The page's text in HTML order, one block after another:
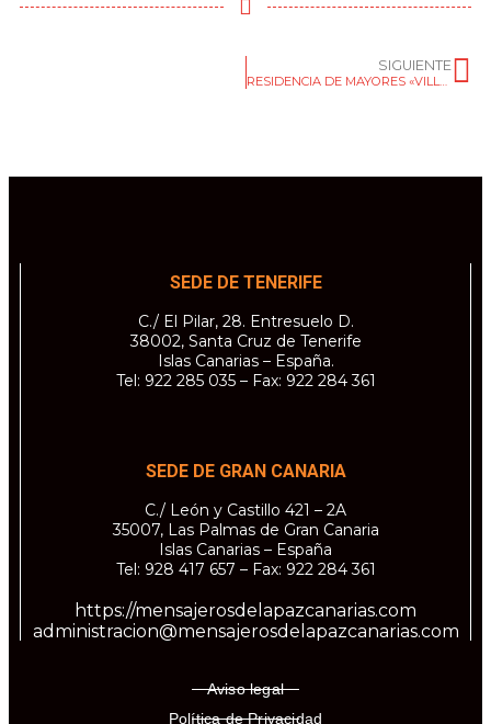
SIGUIENTE
SEDE DE TENERIFE
C./ El Pilar, 28. Entresuelo D.
38002, Santa Cruz de Tenerife
Islas Canarias – España.
Tel: 922 285 035 – Fax: 922 284 361
SEDE DE GRAN CANARIA
C./ León y Castillo 421 – 2A
35007, Las Palmas de Gran Canaria
Islas Canarias – España
Tel: 928 417 657 – Fax: 922 284 361
https://mensajerosdelapazcanarias.com
administracion@mensajerosdelapazcanarias.com
Aviso legal
Política de Privacidad